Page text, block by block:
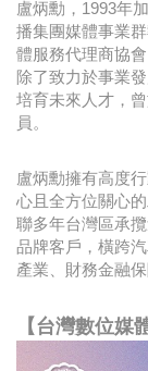
盧炳勳，1993年
播集團媒體事業
體服務代理商協
除了致力於事業
培育未來人才，
員。
盧炳勳擁有高度
心且全方位關心
聯多年台灣區承
品牌客戶，橫跨
產業、財務金融
【台灣數位媒